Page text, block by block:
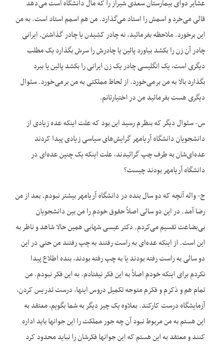
عشایر دوای بیمارستان سعدی شیراز را که مال دانشگاه است می‌دهد
قالی می‌خرد و اسمش را استاد می‌گذارد. من هم اسمم استاد است. به من
این برخورد. ملاحظه بفرمائید، نه چادر کشیدن یا چادر گذاشتن. ایرانی
چادر آن زن را بکشد بیاورد پائین یا چادرش را سرش بگذارد یک مطلب
دیگری است، یک انگلیسی چادر یک زن ایرانی را بکشد پائین یا ببرد
بگذارد بالا به من برمی‌خورد. از لحاظ مملکتی به من برمی‌خورد. سئوال
دیگری هست بفرمائید من در اختیارتانم.
س- سئوال دیگر که بنظرم رسید این بود که علت اینکه عده زیادی از
دانشجویان دانشگاه آریا‌مهر گرایش‌های سیاسی زیادی پیدا کردند
عده‌ای‌شان به طرف چپ گرائیدند، علت اینکه یک چنین عده‌ای در
دانشگاه آریا‌مهر بودند چیست؟
ج- واله آنچه که دو‌ سال بنده در دانشگاه آریا‌مهر بیشتر نبودم. بعد از من
رضا آمد. در این دو سالی اصلاً حقوق خودم را من بین دانشجویان
بی‌بضاعت تقسیم می‌کردم. دکتر عیسی شهابی همین حالا شاهد و ناظر به
این است. از اینکه عده‌ای به راست رفتند به چپ رفتند من حتی در این
دو سالی به راست رفته بودند یا به چپ رفته بودند، بنده اطلاع پیدا
نکردم برای اینکه خودم اصلاً به این فکر نیفتادم. به این فکر نبودم. من
تمام هم و ذکرم و فکرم متوجه تکمیل دروس اینها، درست تدریس کردن،
آزمایشگاه درست کار‌کند. بعلاوه یک چیز دیگر به شما بگویم، معتقد به
این هستم به من مربوط نبود آن چه جور مملکت را این جوانها باید اداره
کنند و معتقد به این هستم که این جوانها فکرشان را نباید محدود کرد